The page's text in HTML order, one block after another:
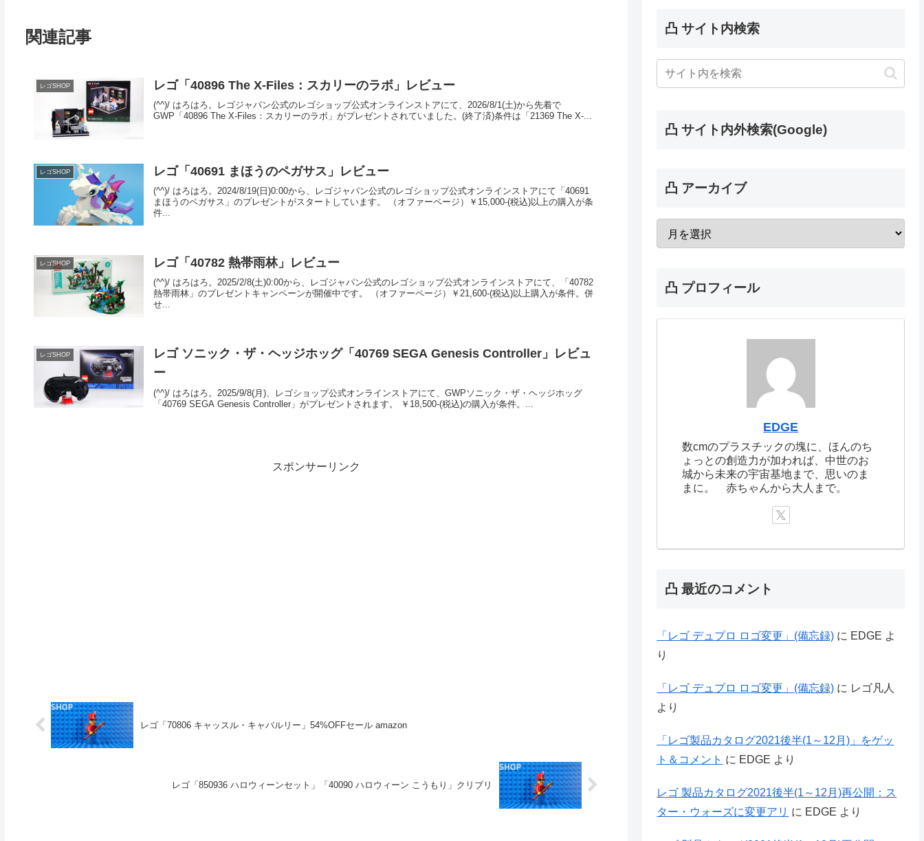
関連記事
レゴSHOP レゴ「40896 The X-Files：スカリーのラボ」レビュー
(^^)/ はろはろ。レゴジャパン公式のレゴショップ公式オンラインストアにて、2026/8/1(土)から先着で
GWP「40896 The X-Files：スカリーのラボ」がプレゼントされていました。(終了済)条件は「21369 The X-...
レゴSHOP レゴ「40691 まほうのペガサス」レビュー
(^^)/ はろはろ。2024/8/19(日)0:00から、レゴジャパン公式のレゴショップ公式オンラインストアにて「40691
まほうのペガサス」のプレゼントがスタートしています。 （オファーページ）￥15,000-(税込)以上の購入が条
件...
レゴSHOP レゴ「40782 熱帯雨林」レビュー
(^^)/ はろはろ。2025/2/8(土)0:00から、レゴジャパン公式のレゴショップ公式オンラインストアにて、「40782
熱帯雨林」のプレゼントキャンペーンが開催中です。 （オファーページ）￥21,600-(税込)以上購入が条件。併
せ...
レゴSHOP
レゴ ソニック・ザ・ヘッジホッグ「40769 SEGA Genesis Controller」レビュ
ー
(^^)/ はろはろ。2025/9/8(月)、レゴショップ公式オンラインストアにて、GWPソニック・ザ・ヘッジホッグ
「40769 SEGA Genesis Controller」がプレゼントされます。 ￥18,500-(税込)の購入が条件。...
スポンサーリンク
レゴ「70806 キャッスル・キャバルリー」54%OFFセール amazon
レゴ「850936 ハロウィーンセット」「40090 ハロウィーン こうもり」クリブリ
凸 サイト内検索
凸 サイト内外検索(Google)
凸 アーカイブ
凸 プロフィール
EDGE
数cmのプラスチックの塊に、ほんのち
ょっとの創造力が加われば、中世のお
城から未来の宇宙基地まで、思いのま
まに。 赤ちゃんから大人まで。
凸 最近のコメント
「レゴ デュプロ ロゴ変更」(備忘録) に EDGE よ
り
「レゴ デュプロ ロゴ変更」(備忘録) に レゴ凡人
より
「レゴ製品カタログ2021後半(1～12月)」をゲッ
ト＆コメント に EDGE より
レゴ 製品カタログ2021後半(1～12月)再公開：ス
ター・ウォーズに変更アリ に EDGE より